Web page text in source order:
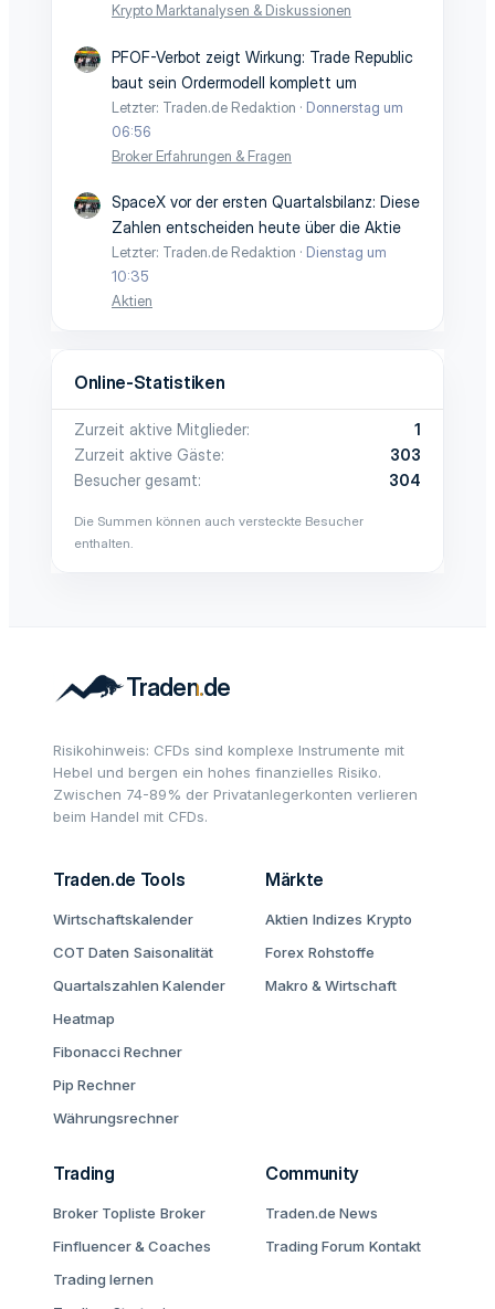
Krypto Marktanalysen & Diskussionen
PFOF-Verbot zeigt Wirkung: Trade Republic
baut sein Ordermodell komplett um
Letzter: Traden.de Redaktion
Donnerstag um
06:56
Broker Erfahrungen & Fragen
SpaceX vor der ersten Quartalsbilanz: Diese
Zahlen entscheiden heute über die Aktie
Letzter: Traden.de Redaktion
Dienstag um
10:35
Aktien
Online-Statistiken
Zurzeit aktive Mitglieder
1
Zurzeit aktive Gäste
303
Besucher gesamt
304
Die Summen können auch versteckte Besucher
enthalten.
Risikohinweis: CFDs sind komplexe Instrumente mit
Hebel und bergen ein hohes finanzielles Risiko.
Zwischen 74-89% der Privatanlegerkonten verlieren
beim Handel mit CFDs.
Traden.de Tools
Wirtschaftskalender
COT Daten Saisonalität
Quartalszahlen Kalender
Heatmap
Fibonacci Rechner
Pip Rechner
Währungsrechner
Märkte
Aktien Indizes Krypto
Forex Rohstoffe
Makro & Wirtschaft
Trading
Broker Topliste Broker
Finfluencer & Coaches
Trading lernen
Community
Traden.de News
Trading Forum Kontakt